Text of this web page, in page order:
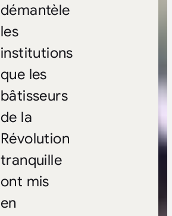
démantèle
les
institutions
que les
bâtisseurs
de la
Révolution
tranquille
ont mis
en